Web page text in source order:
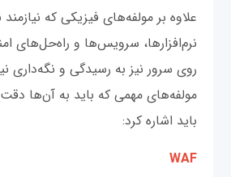
علاوه بر مولفه‌های فیزیکی که
نرم‌افزارها، سرویس‌ها و راه‌حل‌های
روی سرور نیز به رسیدگی و نگه‌داری
مولفه‌های مهمی که باید به آن‌ها دقت
باید اشاره کرد:
WAF